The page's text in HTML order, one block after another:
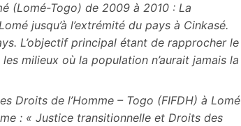
(Lomé-Togo) de 2009 à 2010 : La
jusqu’à l’extrémité du pays à Cinkasé.
L’objectif principal étant de rapprocher le
milieux où la population n’aurait jamais la
Droits de l’Homme – Togo (FIFDH) à Lomé
: « Justice transitionnelle et Droits des